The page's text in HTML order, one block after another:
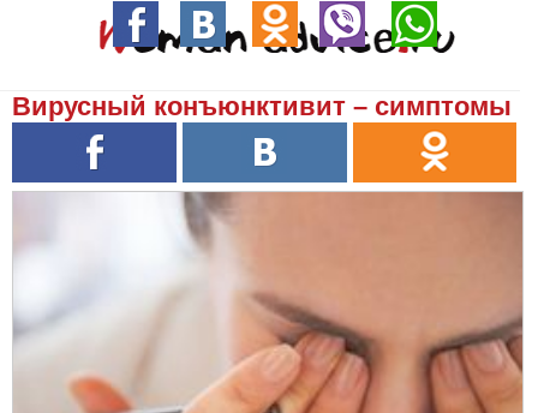
Вирусный конъюнктивит – симптомы